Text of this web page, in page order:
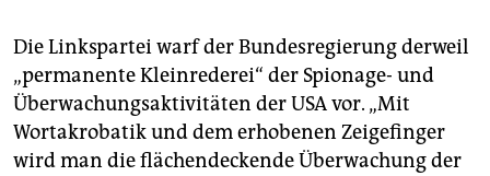
Die Linkspartei warf der Bundesregierung derweil
„permanente Kleinrederei“ der Spionage- und
Überwachungsaktivitäten der USA vor. „Mit
Wortakrobatik und dem erhobenen Zeigefinger
wird man die flächendeckende Überwachung der